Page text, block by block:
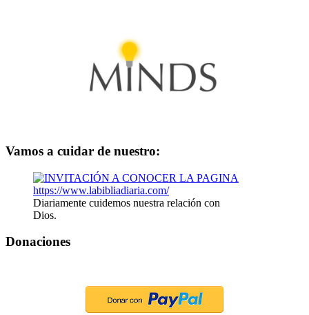
Vamos a cuidar de nuestro:
Diariamente cuidemos nuestra relación con
Dios.
Donaciones